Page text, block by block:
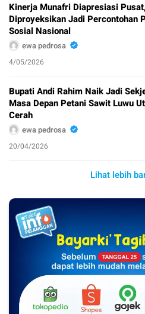
Kinerja Munafri Diapresiasi
Diproyeksikan Jadi Percontohan
Sosial Nasional
ewa pedrosa
4/05/2026
Bupati Andi Rahim Naik Jadi
Masa Depan Petani Sawit Luwu
Cerah
ewa pedrosa
20/04/2026
Lihat lebih